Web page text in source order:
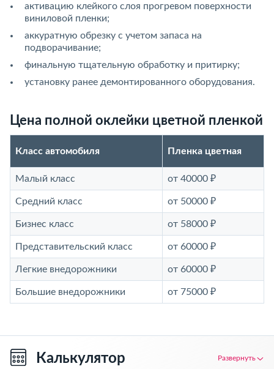
активацию клейкого слоя прогревом поверхности
виниловой пленки;
аккуратную обрезку с учетом запаса на
подворачивание;
финальную тщательную обработку и притирку;
установку ранее демонтированного оборудования.
Цена полной оклейки цветной пленкой
Класс автомобиля Пленка цветная
Малый класс от 40000 ₽
Средний класс от 50000 ₽
Бизнес класс от 58000 ₽
Представительский класс от 60000 ₽
Легкие внедорожники от 60000 ₽
Большие внедорожники от 75000 ₽
Калькулятор Развернуть